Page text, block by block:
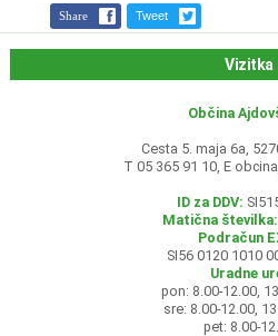
Share Tweet
Vizitka
Občina
Cesta 5. maja 6a,
T 05 365 91 10, E
ID za DDV:
Matična številka:
Podračun
SI56 0120 1010
Uradne
pon: 8.00-12.00,
sre: 8.00-12.00,
pet: 8.00-